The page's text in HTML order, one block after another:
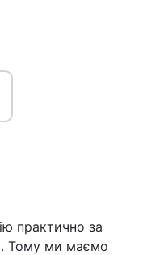
практично за
Тому ми маємо